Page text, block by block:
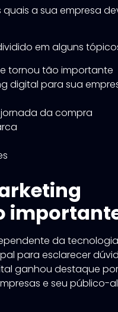
a sua empresa
em alguns
tornou tão importante
digital para sua
da compra
da
para esclarecer
ganhou destaque por
e seu público-